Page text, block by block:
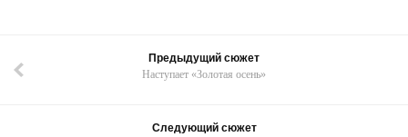
Предыдущий сюжет
Наступает «Золотая осень»
Следующий сюжет